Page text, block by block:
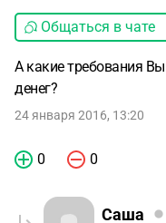
Общаться в чате
А какие требования
денег?
24 января 2016, 13:20
0 0
Саша